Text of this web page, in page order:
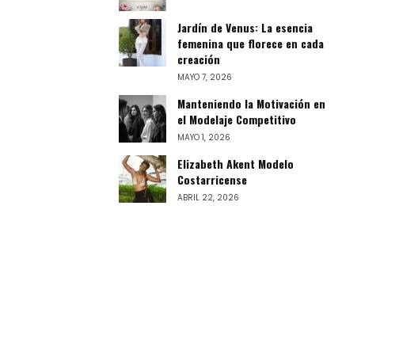
Jardín de Venus: La esencia
femenina que florece en cada
creación
MAYO 7, 2026
Manteniendo la Motivación en
el Modelaje Competitivo
MAYO 1, 2026
Elizabeth Akent Modelo
Costarricense
ABRIL 22, 2026